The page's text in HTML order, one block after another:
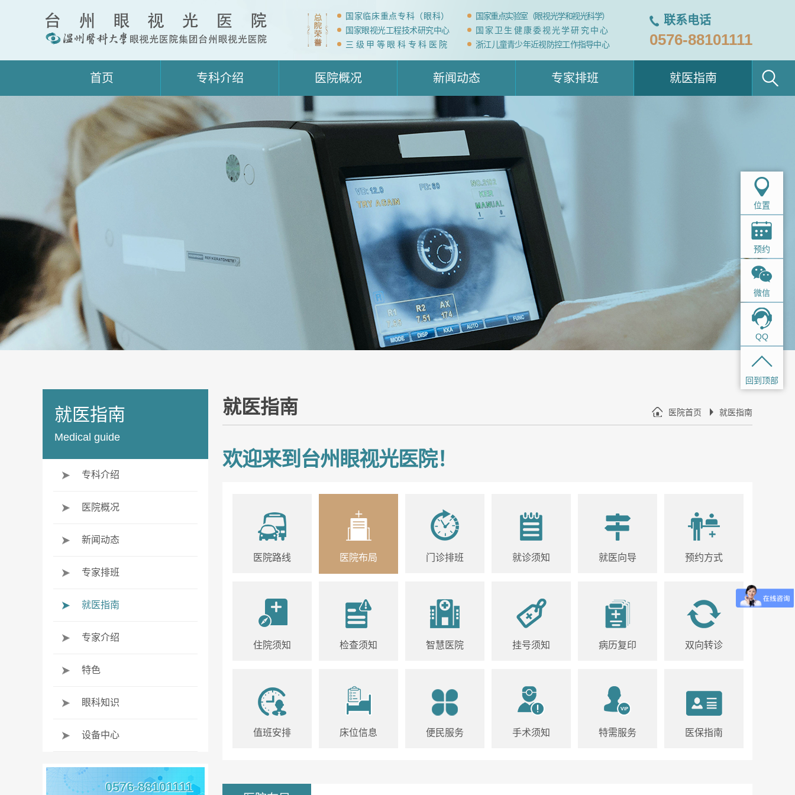
国家临床重点专科（眼科）
国家重点实验室（眼视光学和视光科学）
国家眼视光工程技术研究中心
国家卫生健康委视光学研究中心
三级甲等眼科专科医院
浙江儿童青少年近视防控工作指导中心
联系电话
0576-88101111
首页 专科介绍 医院概况 新闻动态 专家排班 就医指南
就医指南
Medical guide
专科介绍
医院概况
新闻动态
专家排班
就医指南
专家介绍
特色
眼科知识
设备中心
0576-88101111
就医指南 医院首页 就医指南
欢迎来到台州眼视光医院！
医院路线 医院布局 门诊排班 就诊须知 就医向导 预约方式
住院须知 检查须知 智慧医院 挂号须知 病历复印 双向转诊
值班安排 床位信息 便民服务 手术须知 特需服务 医保指南
位置
预约
微信
QQ
回到顶部